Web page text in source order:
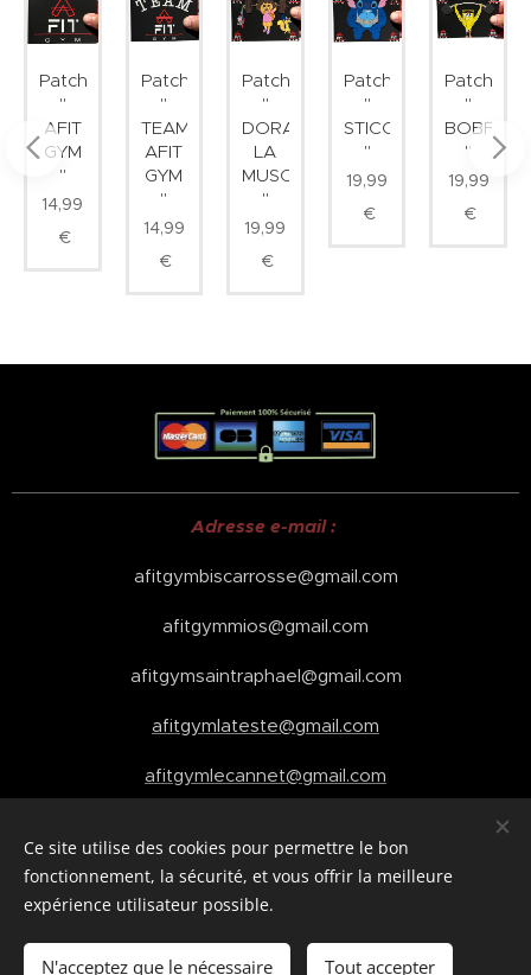
Ajouter au panier
Patch
"
AFIT
GYM
"
14,99
€
Patch
"
TEAM
AFIT
GYM
"
14,99
€
Patch
"
DORA
LA
MUSCULATRICE
"
19,99
€
Patch
"
STICOSTAUD
"
19,99
€
Patch
"
BOBFIT
"
19,99
€
Adresse e-mail :
afitgymbiscarrosse@gmail.com
afitgymmios@gmail.com
afitgymsaintraphael@gmail.com
afitgymlateste@gmail.com
afitgymlecannet@gmail.com
Cookies
Ce site utilise des cookies pour permettre le bon
fonctionnement, la sécurité, et vous offrir la meilleure
expérience utilisateur possible.
N'acceptez que le nécessaire Tout accepter